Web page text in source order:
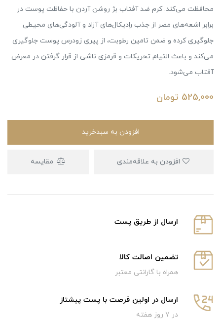
محافظت می‌کند. کرم ضد آفتاب بژ روشن آردن با حفاظت پوست در
برابر اشعه‌های مضر از جذب رادیکال‌های آزاد و آلودگی‌های محیطی
جلوگیری کرده و ضمن تامین رطوبت، از پیری زودرس پوست جلوگیری
می‌کند و باعث التیام تحریکات و قرمزی ناشی از قرار گرفتن در معرض
آفتاب می‌شود.
525,000 تومان
افزودن به سبدخرید
مقایسه
ارسال از طریق پست
تضمین اصالت کالا
همراه با گارانتی معتبر
ارسال در اولین فرصت با پست پیشتاز
در 7 روز هفته